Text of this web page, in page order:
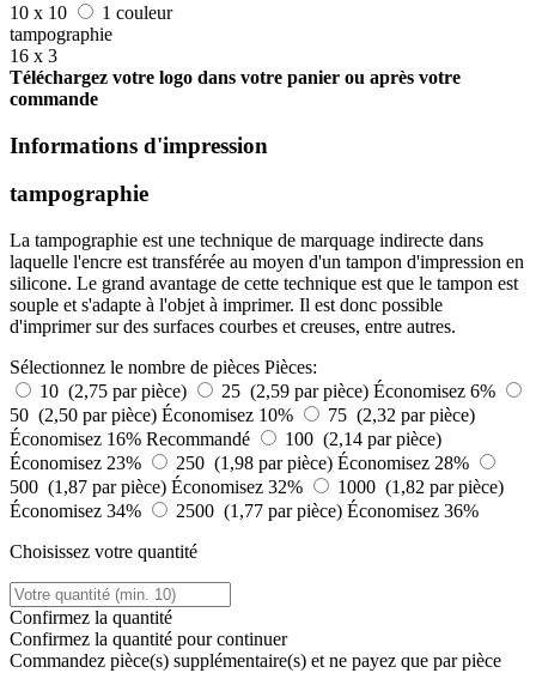
10 x 10
1 couleur
tampographie
16 x 3
Téléchargez votre logo dans votre panier ou après votre
commande
Informations d'impression
tampographie
La tampographie est une technique de marquage indirecte dans
laquelle l'encre est transférée au moyen d'un tampon d'impression en
silicone. Le grand avantage de cette technique est que le tampon est
souple et s'adapte à l'objet à imprimer. Il est donc possible
d'imprimer sur des surfaces courbes et creuses, entre autres.
Sélectionnez le nombre de pièces Pièces:
10 (2,75 par pièce)
25 (2,59 par pièce) Économisez 6%
50 (2,50 par pièce) Économisez 10%
75 (2,32 par pièce)
Économisez 16% Recommandé
100 (2,14 par pièce)
Économisez 23%
250 (1,98 par pièce) Économisez 28%
500 (1,87 par pièce) Économisez 32%
1000 (1,82 par pièce)
Économisez 34%
2500 (1,77 par pièce) Économisez 36%
Choisissez votre quantité
Confirmez la quantité
Confirmez la quantité pour continuer
Commandez pièce(s) supplémentaire(s) et ne payez que par pièce